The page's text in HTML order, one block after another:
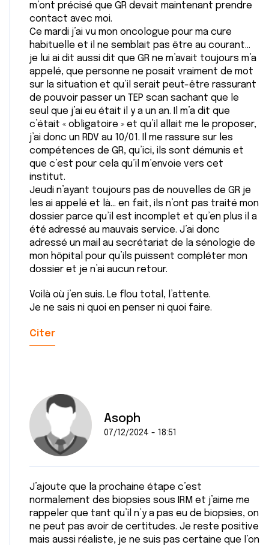
m’ont précisé que GR devait maintenant prendre
contact avec moi.
Ce mardi j’ai vu mon oncologue pour ma cure
habituelle et il ne semblait pas être au courant…
je lui ai dit aussi dit que GR ne m’avait toujours m’a
appelé, que personne ne posait vraiment de mot
sur la situation et qu’il serait peut-être rassurant
de pouvoir passer un TEP scan sachant que le
seul que j’ai eu était il y a un an. Il m’a dit que
c’était « obligatoire » et qu’il allait me le proposer,
j’ai donc un RDV au 10/01. Il me rassure sur les
compétences de GR, qu’ici, ils sont démunis et
que c’est pour cela qu’il m’envoie vers cet
institut.
Jeudi n’ayant toujours pas de nouvelles de GR je
les ai appelé et là… en fait, ils n’ont pas traité mon
dossier parce qu’il est incomplet et qu’en plus il a
été adressé au mauvais service. J’ai donc
adressé un mail au secrétariat de la sénologie de
mon hôpital pour qu’ils puissent compléter mon
dossier et je n’ai aucun retour.
Voilà où j’en suis. Le flou total, l’attente.
Je ne sais ni quoi en penser ni quoi faire.
Citer
Asoph
07/12/2024 - 18:51
J’ajoute que la prochaine étape c’est
normalement des biopsies sous IRM et j’aime me
rappeler que tant qu’il n’y a pas eu de biopsies, on
ne peut pas avoir de certitudes. Je reste positive
mais aussi réaliste, je ne suis pas certaine que l’on